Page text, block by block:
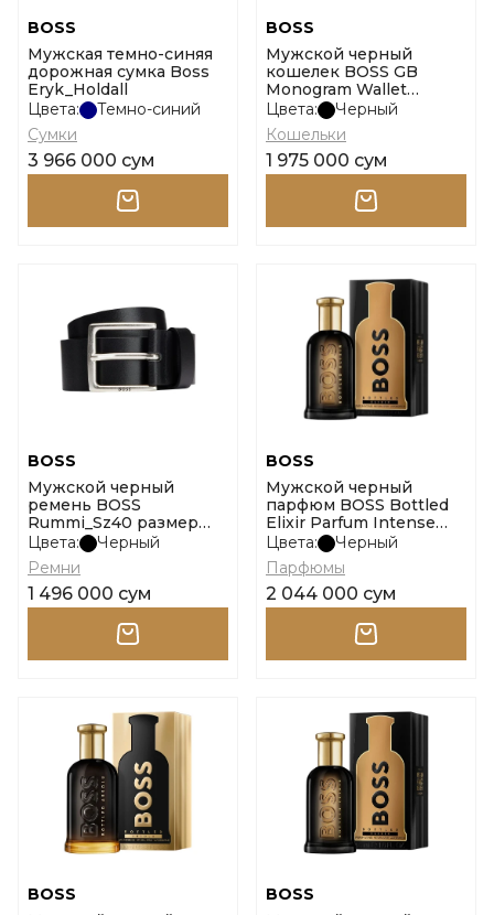
BOSS
Мужская темно-синяя
дорожная сумка Boss
Eryk_Holdall
Цвета:
Темно-синий
Сумки
3 966 000 сум
BOSS
Мужской черный
кошелек BOSS GB
Monogram Wallet
размер onesi
Цвета:
Черный
Кошельки
1 975 000 сум
BOSS
Мужской черный
ремень BOSS
Rummi_Sz40 размер
100
Цвета:
Черный
Ремни
1 496 000 сум
BOSS
Мужской черный
парфюм BOSS Bottled
Elixir Parfum Intense
Spray 100 ml размер
100ml
Цвета:
Черный
Парфюмы
2 044 000 сум
BOSS
BOSS